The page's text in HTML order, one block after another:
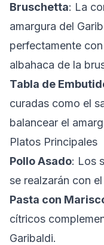
Bruschetta: La
amargura del
perfectamente
albahaca de la
Tabla de
curadas como el
balancear el
Platos Principales
Pollo Asado: Los
se realzarán con
Pasta con
cítricos
Garibaldi.